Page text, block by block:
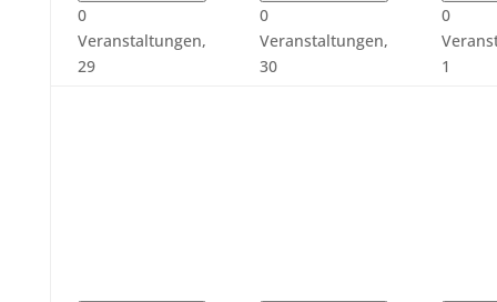
0
Veranstaltungen,
29
0
Veranstaltungen,
30
0
1